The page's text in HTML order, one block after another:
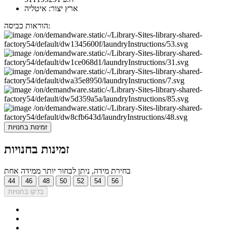
ארץ יצור: איטליה
הוראות כביסה:
זמינות בחנויות
זמינות בחנויות
בחירת מידה, ניתן לבחור יותר ממידה אחת
44 46 48 50 52 54
56
בדקו בחנויות